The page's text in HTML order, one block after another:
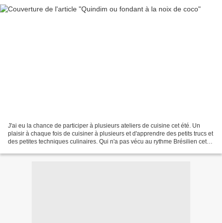
J'ai eu la chance de participer à plusieurs ateliers de cuisine cet été. Un
plaisir à chaque fois de cuisiner à plusieurs et d'apprendre des petits trucs et
des petites techniques culinaires. Qui n'a pas vécu au rythme Brésilien cet